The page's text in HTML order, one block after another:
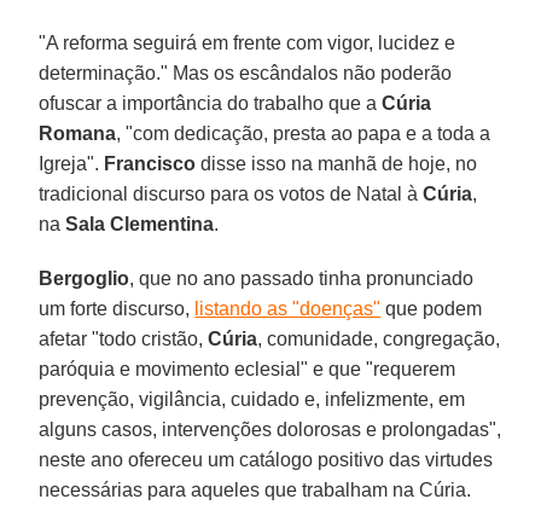
"A reforma seguirá em frente com vigor, lucidez e
determinação." Mas os escândalos não poderão
ofuscar a importância do trabalho que aCúria
Romana, "com dedicação, presta ao papa e a toda a
Igreja". Francisco disse isso na manhã de hoje, no
tradicional discurso para os votos de Natal àCúria,
naSala Clementina.
Bergoglio, que no ano passado tinha pronunciado
um forte discurso, listando as "doenças" que podem
afetar "todo cristão,Cúria, comunidade, congregação,
paróquia e movimento eclesial" e que "requerem
prevenção, vigilância, cuidado e, infelizmente, em
alguns casos, intervenções dolorosas e prolongadas",
neste ano ofereceu um catálogo positivo das virtudes
necessárias para aqueles que trabalham na Cúria.